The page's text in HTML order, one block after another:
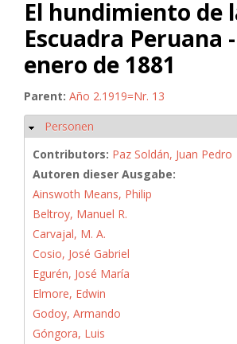
El hundimiento de
Escuadra Peruana
enero de 1881
Parent: Año 2.1919=Nr. 13
Hide
Personen
Contributors: Paz Soldán, Juan Pedro
Autoren dieser Ausgabe:
Ainswoth Means, Philip
Beltroy, Manuel R.
Carvajal, M. A.
Cosio, José Gabriel
Egurén, José María
Elmore, Edwin
Godoy, Armando
Góngora, Luis